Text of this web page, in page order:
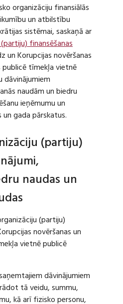
organizāciju finansiālās
un atbilstību
sistēmai, saskaņā ar
finansēšanas
un Korupcijas novēršanas
publicē tīmekļa vietnē
naudām un biedru
ieņēmumu un
gada pārskatus.
(partiju)
naudas un
(partiju)
novēršanas un
vietnē publicē
dāvinājumiem
tā veidu, summu,
kā arī fizisko personu,